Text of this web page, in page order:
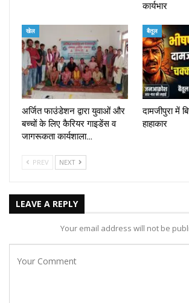
कार्यभार
खेल
अर्जित फाउंडेशन द्वारा युवाओं और
बच्चों के लिए कैरियर गाइडेंस व
जागरूकता कार्यशाला…
बैतूल
दामजीपुरा में
हाहाकार
PREV NEXT
LEAVE A REPLY
Your email address will not be